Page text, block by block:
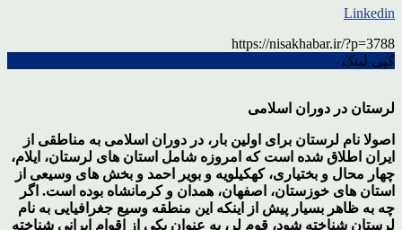
Linkedin
https://nisakhabar.ir/?p=3788
کپی لینک
لرستان در دوران اسلامی
اصولا نام لرستان برای اولین بار، در دوران اسلامی به مناطقی از
ایران اطلاق شده است که امروزه شامل استان های لرستان، ایلام،
چهار محال و بختیاری، کهکیلویه و بویر احمد و بخش های وسیعی از
استان های خوزستان، اصفهان، همدان و کرمانشاه بوده است. اگر
چه به ظاهر بسیار پیش از اینکه این منطقه وسیع جغرافیایی به نام
لرستان شناخته شود، قوم لر، به عنوان یکی از اقوام ایرانی شناخته